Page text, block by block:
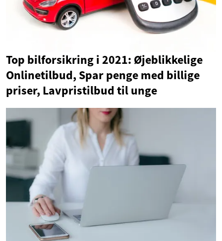
Top bilforsikring i 2021: Øjeblikkelige
Onlinetilbud, Spar penge med billige
priser, Lavpristilbud til unge